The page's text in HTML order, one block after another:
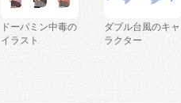
ドーパミン中毒の
イラスト
ダブル台風のキャ
ラクター